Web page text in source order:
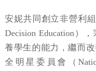
安妮共同創立非營利
Decision Education）
養學生的能力，繼而
全明星委員會（